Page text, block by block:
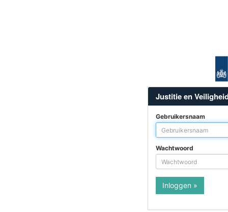
Justitie en
Gebruikersnaam
Wachtwoord
Inloggen